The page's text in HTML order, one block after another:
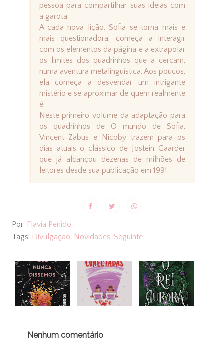
pessoa para compartilhar suas ideias com
a garota.
A cada nova lição, Sofia se torna mais e
mais questionadora, começa a interagir
com os elementos da página e a extrapolar
os limites dos quadrinhos que a cercam,
numa aventura metalinguística. Aos poucos,
ela começa a desvendar um intrigante
mistério e se aproximar de quem realmente
é.
Neste primeiro volume da adaptação para
os quadrinhos de O mundo de Sofia,
Vincent Zabus e Nicoby trazem para os
dias atuais o clássico de Jostein Gaarder
que já alcançou dezenas de milhões de
leitores desde sua publicação em 1991.
Por: Flavia Penido
Tags: Divulgação, Novidades, Seguinte
Nenhum comentário